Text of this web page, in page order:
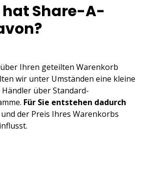
hat Share-A-
Ihren geteilten Warenkorb
wir unter Umständen eine kleine
über Standard-
Für Sie entstehen dadurch
und der Preis Ihres Warenkorbs